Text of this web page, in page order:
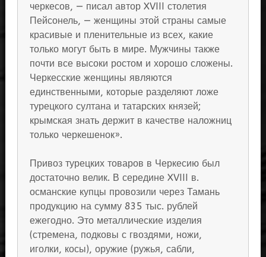
черкесов, — писал автор XVIII столетия
Пейсонель, — женщины этой страны самые
красивые и пленительные из всех, какие
только могут быть в мире. Мужчины также
почти все высоки ростом и хорошо сложены.
Черкесские женщины являются
единственными, которые разделяют ложе
турецкого султана и татарских князей;
крымская знать держит в качестве наложниц
только черкешенок».
Привоз турецких товаров в Черкесию был
достаточно велик. В середине XVIII в.
османские купцы провозили через Тамань
продукцию на сумму 835 тыс. рублей
ежегодно. Это металлические изделия
(стремена, подковы с гвоздями, ножи,
иголки, косы), оружие (ружья, сабли,